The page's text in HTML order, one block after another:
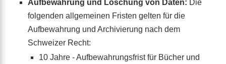
Aufbewahrung und Löschung von Daten: Die
folgenden allgemeinen Fristen gelten für die
Aufbewahrung und Archivierung nach dem
Schweizer Recht:
10 Jahre - Aufbewahrungsfrist für Bücher und